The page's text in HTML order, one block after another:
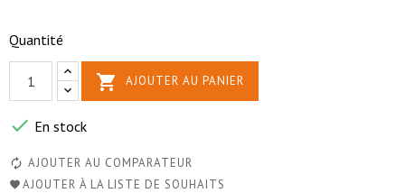
Quantité
 AJOUTER AU PANIER
 En stock
AJOUTER AU COMPARATEUR
AJOUTER À LA LISTE DE SOUHAITS